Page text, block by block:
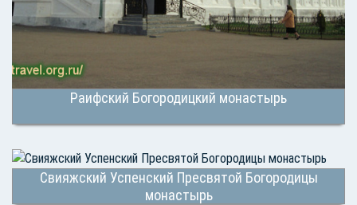
Раифский Богородицкий монастырь
Свияжский Успенский Пресвятой Богородицы
монастырь